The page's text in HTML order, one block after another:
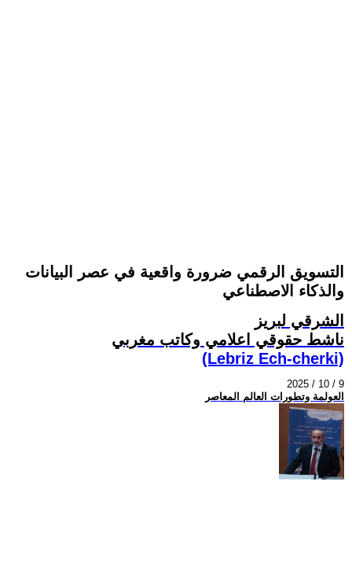
التسويق الرقمي ضرورة واقعية في عصر البيانات
والذكاء الاصطناعي
الشرقي لبريز
ناشط حقوقي اعلامي وكاتب مغربي
(Lebriz Ech-cherki)
2025 / 10 / 9
العولمة وتطورات العالم المعاصر